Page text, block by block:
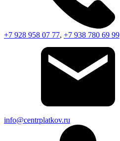
+7 928 958 07 77, +7 938 780 69 99
info@centrplatkov.ru